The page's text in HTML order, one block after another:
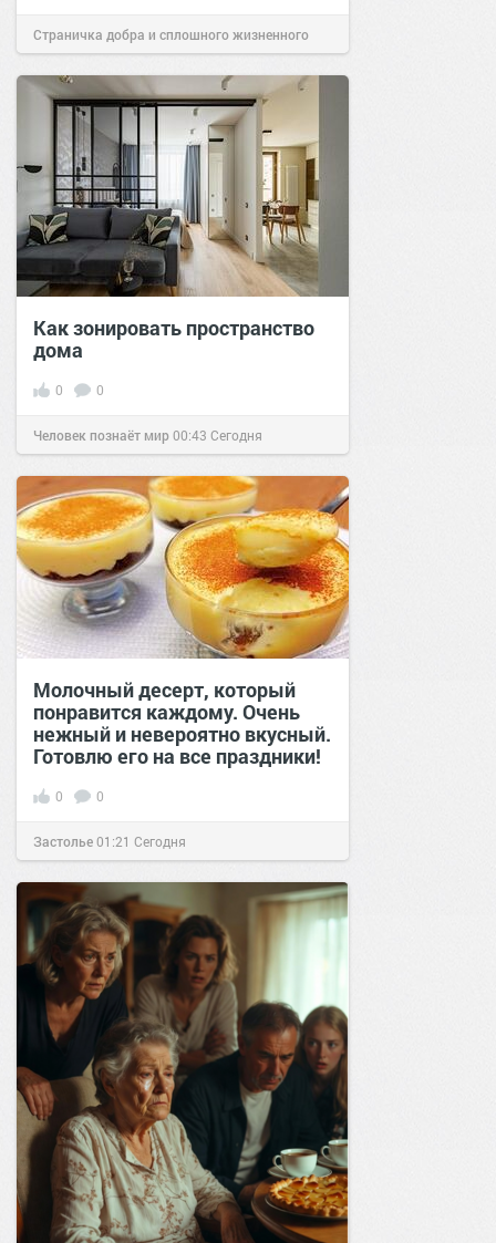
Страничка добра и сплошного жизненного
позитива!00:29Сегодня
Как зонировать пространство
дома
0 0
Человек познаёт мир00:43 Сегодня
Молочный десерт, который
понравится каждому. Очень
нежный и невероятно вкусный.
Готовлю его на все праздники!
0 0
Застолье01:21 Сегодня